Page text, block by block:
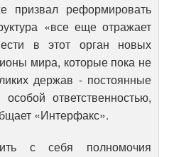
призвал реформировать
«все еще отражает
в этот орган новых
мира, которые пока не
держав - постоянные
ответственностью,
«Интерфакс».
с себя полномочия